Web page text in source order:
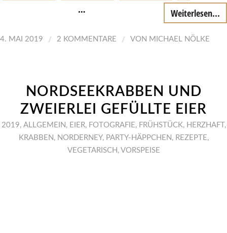
… Weiterlesen...
4. MAI 2019 / 2 KOMMENTARE / VON MICHAEL NÖLKE
NORDSEEKRABBEN UND
ZWEIERLEI GEFÜLLTE EIER
2019, ALLGEMEIN , EIER, FOTOGRAFIE, FRÜHSTÜCK, HERZHAFT ,
KRABBEN , NORDERNEY, PARTY-HÄPPCHEN , REZEPTE,
VEGETARISCH , VORSPEISE